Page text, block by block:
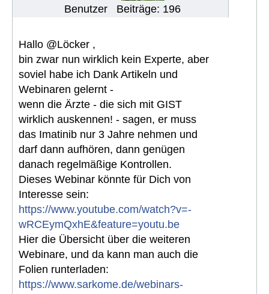
Benutzer Beiträge: 196
Hallo @Löcker ,
bin zwar nun wirklich kein Experte, aber
soviel habe ich Dank Artikeln und
Webinaren gelernt -
wenn die Ärzte - die sich mit GIST
wirklich auskennen! - sagen, er muss
das Imatinib nur 3 Jahre nehmen und
darf dann aufhören, dann genügen
danach regelmäßige Kontrollen.
Dieses Webinar könnte für Dich von
Interesse sein:
https://www.youtube.com/watch?v=-
wRCEymQxhE&feature=youtu.be
Hier die Übersicht über die weiteren
Webinare, und da kann man auch die
Folien runterladen:
https://www.sarkome.de/webinars-